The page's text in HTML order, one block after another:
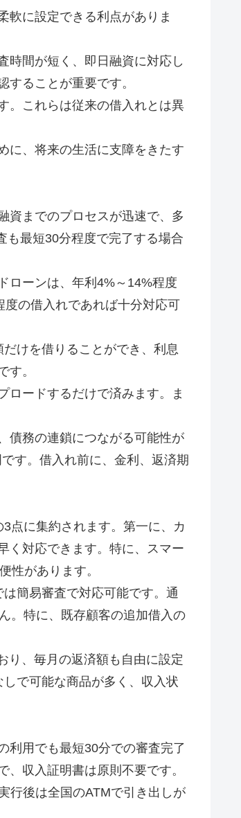
軟に設定できる利点がありま
時間が短く、即日融資に対応し
ることが重要です。
。これらは従来の借入れとは異
に、将来の生活に支障をきたす
資までのプロセスが迅速で、多
も最短30分程度で完了する場合
ローンは、年利4%～14%程度
の借入れであれば十分対応可
けを借りることができ、利息
す。
ロードするだけで済みます。ま
債務の連鎖につながる可能性が
す。借入れ前に、金利、返済期
点に集約されます。第一に、カ
く対応できます。特に、スマー
性があります。
簡易審査で対応可能です。通
。特に、既存顧客の追加借入の
り、毎月の返済額も自由に設定
で可能な商品が多く、収入状
利用でも最短30分での審査完了
収入証明書は原則不要です。
行後は全国のATMで引き出しが